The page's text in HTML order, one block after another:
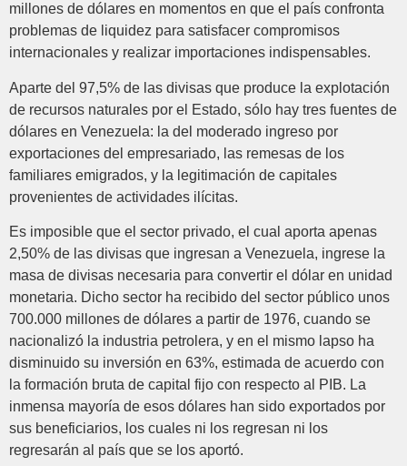
millones de dólares en momentos en que el país confronta
problemas de liquidez para satisfacer compromisos
internacionales y realizar importaciones indispensables.
Aparte del 97,5% de las divisas que produce la explotación
de recursos naturales por el Estado, sólo hay tres fuentes de
dólares en Venezuela: la del moderado ingreso por
exportaciones del empresariado, las remesas de los
familiares emigrados, y la legitimación de capitales
provenientes de actividades ilícitas.
Es imposible que el sector privado, el cual aporta apenas
2,50% de las divisas que ingresan a Venezuela, ingrese la
masa de divisas necesaria para convertir el dólar en unidad
monetaria. Dicho sector ha recibido del sector público unos
700.000 millones de dólares a partir de 1976, cuando se
nacionalizó la industria petrolera, y en el mismo lapso ha
disminuido su inversión en 63%, estimada de acuerdo con
la formación bruta de capital fijo con respecto al PIB. La
inmensa mayoría de esos dólares han sido exportados por
sus beneficiarios, los cuales ni los regresan ni los
regresarán al país que se los aportó.